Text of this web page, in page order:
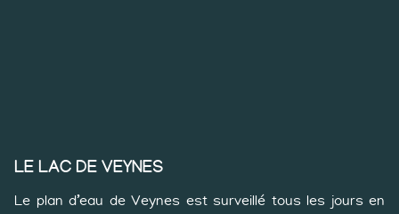
LE LAC DE VEYNES
Le plan d’eau de Veynes est surveillé tous les jours en